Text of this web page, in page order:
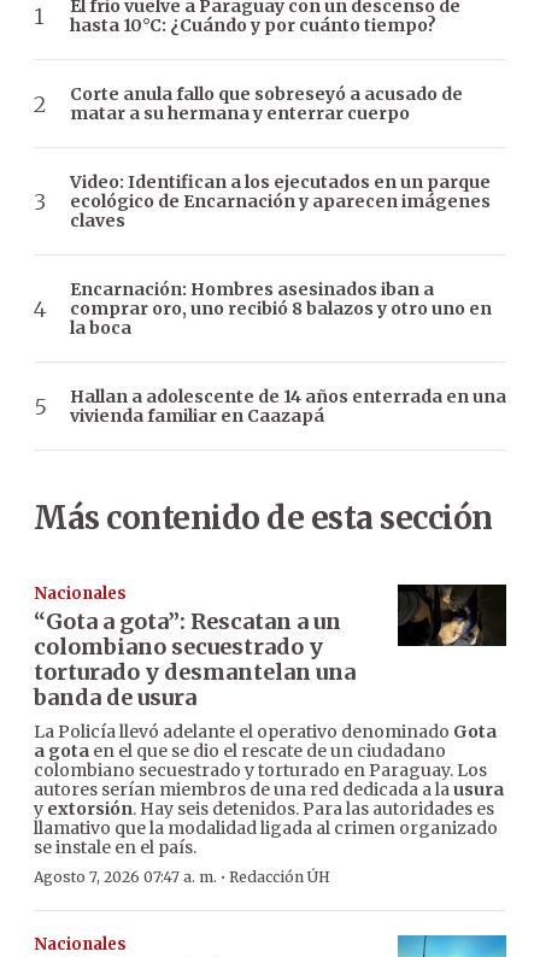
El frío vuelve a Paraguay con un descenso de
hasta 10°C: ¿Cuándo y por cuánto tiempo?
Corte anula fallo que sobreseyó a acusado de
matar a su hermana y enterrar cuerpo
Video: Identifican a los ejecutados en un parque
ecológico de Encarnación y aparecen imágenes
claves
Encarnación: Hombres asesinados iban a
comprar oro, uno recibió 8 balazos y otro uno en
la boca
Hallan a adolescente de 14 años enterrada en una
vivienda familiar en Caazapá
Más contenido de esta sección
Nacionales
“Gota a gota”: Rescatan a un
colombiano secuestrado y
torturado y desmantelan una
banda de usura
La Policía llevó adelante el operativo denominado Gota
a gota en el que se dio el rescate de un ciudadano
colombiano secuestrado y torturado en Paraguay. Los
autores serían miembros de una red dedicada a lausura
y extorsión. Hay seis detenidos. Para las autoridades es
llamativo que la modalidad ligada al crimen organizado
se instale en el país.
Agosto 7, 2026 07:47 a. m. · Redacción ÚH
Nacionales